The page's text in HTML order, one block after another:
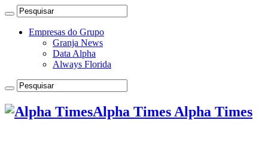
Empresas do Grupo
Granja News
Data Alpha
Always Florida
Alpha Times Alpha Times